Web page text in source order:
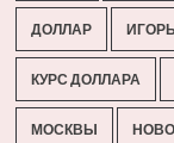
ДОЛЛАР
КУРС ДОЛЛАРА
МОСКВЫ